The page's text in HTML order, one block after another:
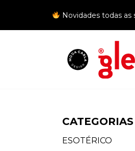
Novidades todas as
CATEGORIAS
ESOTÉRICO